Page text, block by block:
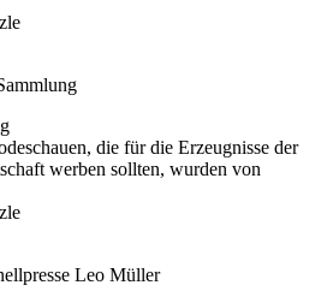
die für die Erzeugnisse der
werben sollten, wurden von